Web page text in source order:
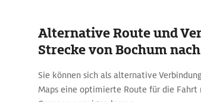
Alternative Route und
Strecke von Bochum
Sie können sich als alternative
Maps eine optimierte Route für die